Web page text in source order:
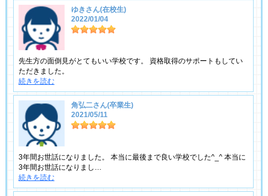
ゆきさん(在校生)
2022/01/04
先生方の面倒見がとてもいい学校です。 資格取得のサポートもしてい
ただきました。
続きを読む
角弘二さん(卒業生)
2021/05/11
3年間お世話になりました。 本当に最後まで良い学校でした^_^ 本当に
3年間お世話になりまし…
続きを読む